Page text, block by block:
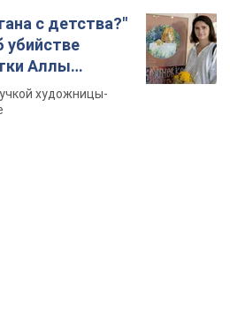
с детства?"
убийстве
Аллы
Стуса и
с пятью
художницы-